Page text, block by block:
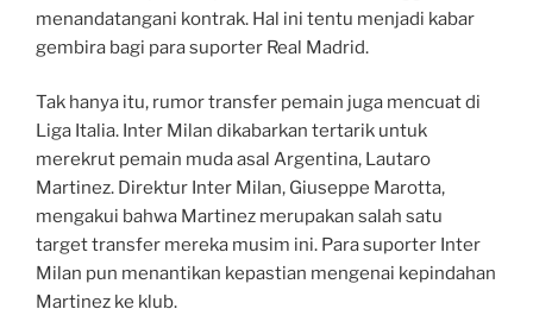
menandatangani kontrak. Hal ini tentu menjadi kabar
gembira bagi para suporter Real Madrid.
Tak hanya itu, rumor transfer pemain juga mencuat di
Liga Italia. Inter Milan dikabarkan tertarik untuk
merekrut pemain muda asal Argentina, Lautaro
Martinez. Direktur Inter Milan, Giuseppe Marotta,
mengakui bahwa Martinez merupakan salah satu
target transfer mereka musim ini. Para suporter Inter
Milan pun menantikan kepastian mengenai kepindahan
Martinez ke klub.